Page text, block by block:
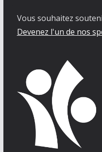
Vous souhaitez
Devenez l'un de nos